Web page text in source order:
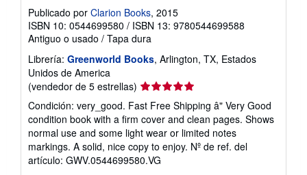
Publicado por Clarion Books, 2015
ISBN 10: 0544699580 / ISBN 13: 9780544699588
Antiguo o usado / Tapa dura
Librería: Greenworld Books, Arlington, TX, Estados
Unidos de America
(vendedor de 5 estrellas) Calificación
del
vendedor:
5
de
5
estrellas
Condición: very_good. Fast Free Shipping â" Very Good
condition book with a firm cover and clean pages. Shows
normal use and some light wear or limited notes
markings. A solid, nice copy to enjoy. Nº de ref. del
artículo: GWV.0544699580.VG